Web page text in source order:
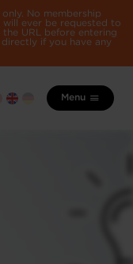
No membership
will ever be requested to
URL before entering
if you have any
Menu